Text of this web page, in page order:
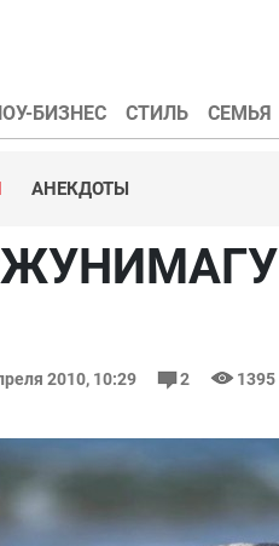
БИЗНЕС СТИЛЬ СЕМЬЯ
АНЕКДОТЫ
2010, 10:29 2 1395